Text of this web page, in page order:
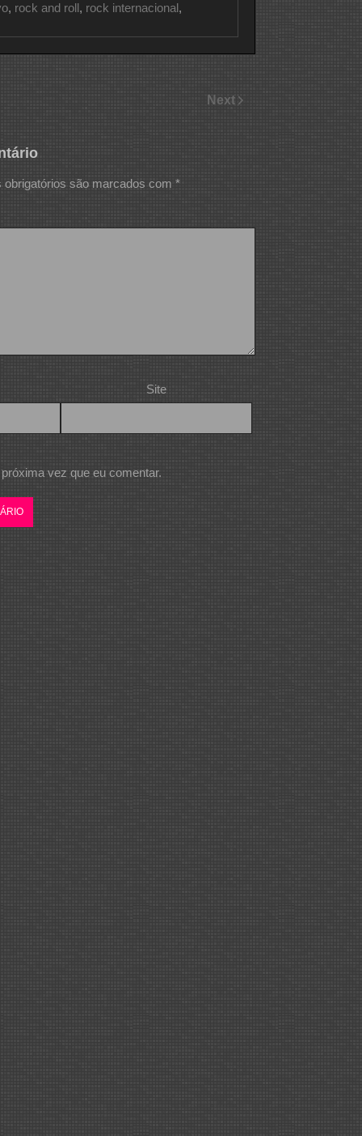
, rock and roll , rock internacional ,
Next
obrigatórios são marcados com *
Site
vez que eu comentar.